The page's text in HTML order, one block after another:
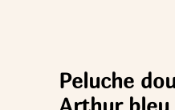
Peluche